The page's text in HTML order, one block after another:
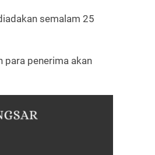
semalam 25
para penerima akan